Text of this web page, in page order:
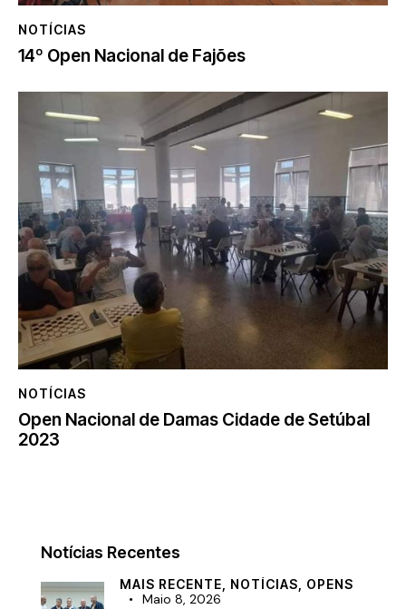
NOTÍCIAS
14º Open Nacional de Fajões
NOTÍCIAS
Open Nacional de Damas Cidade de Setúbal
2023
Notícias Recentes
MAIS RECENTE, NOTÍCIAS, OPENS
Maio 8, 2026